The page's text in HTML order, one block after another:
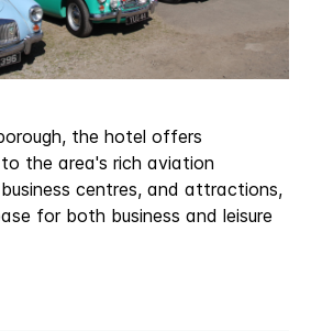
the hotel offers
the area's rich aviation
business centres, and attractions,
for both business and leisure